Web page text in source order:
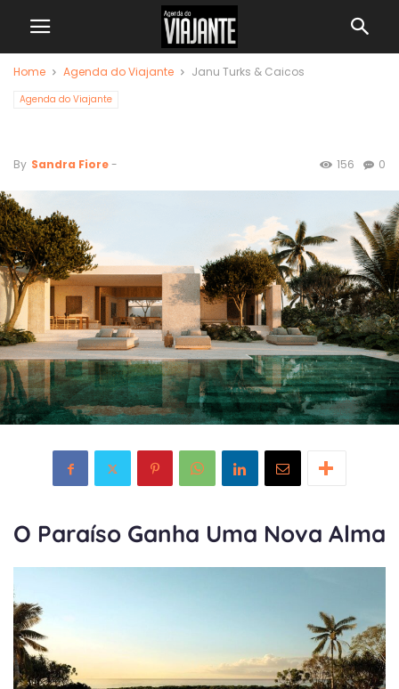
Home Agenda do Viajante Janu Turks & Caicos
Agenda do Viajante
By Sandra Fiore- 0
156
O Paraíso Ganha Uma Nova Alma